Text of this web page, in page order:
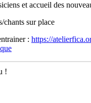
et accueil des
chants sur place
: https://
!